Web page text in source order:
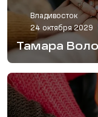
Владивосток
24 октября 2029
Тамара